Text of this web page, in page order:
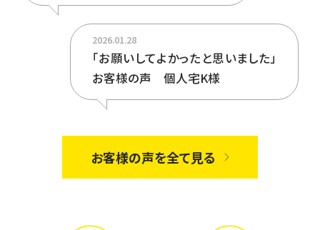
2026.01.28
「お願いしてよかったと思いました」
お客様の声 個人宅K様
お客様の声を全て見る